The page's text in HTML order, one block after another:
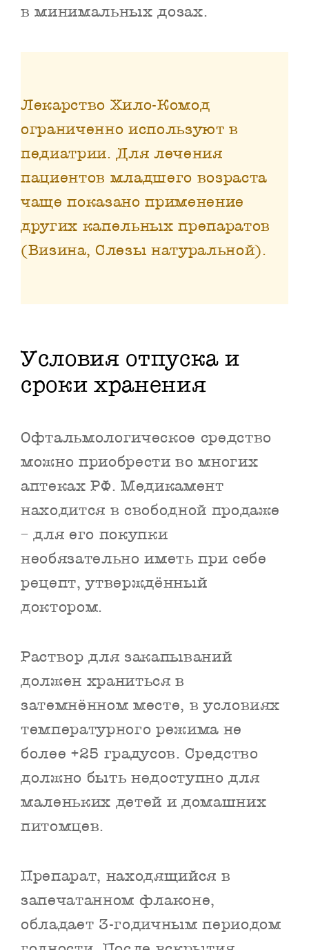
в минимальных дозах.
Лекарство Хило-Комод
ограниченно используют в
педиатрии. Для лечения
пациентов младшего возраста
чаще показано применение
других капельных препаратов
(Визина, Слезы натуральной).
Условия отпуска и
сроки хранения
Офтальмологическое средство
можно приобрести во многих
аптеках РФ. Медикамент
находится в свободной продаже
– для его покупки
необязательно иметь при себе
рецепт, утверждённый
доктором.
Раствор для закапываний
должен храниться в
затемнённом месте, в условиях
температурного режима не
более +25 градусов. Средство
должно быть недоступно для
маленьких детей и домашних
питомцев.
Препарат, находящийся в
запечатанном флаконе,
обладает 3-годичным периодом